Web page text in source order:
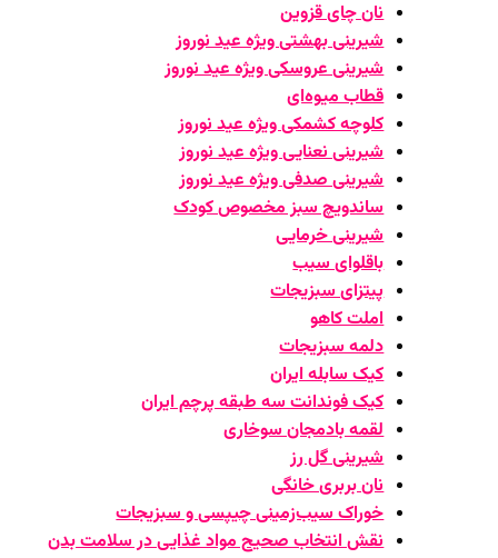
نان چای قزوین
شیرینی بهشتی ویژه عید نوروز
شیرینی عروسکی ویژه عید نوروز
قطاب میوه‌ای
کلوچه کشمکی ویژه عید نوروز
شیرینی نعنایی ویژه عید نوروز
شیرینی صدفی ویژه عید نوروز
ساندویچ سبز مخصوص کودک
شیرینی خرمایی
باقلوای سیب
پیتزای سبزیجات
املت کاهو
دلمه سبزیجات
کیک سابله ایران
کیک فوندانت سه طبقه پرچم ایران
لقمه بادمجان سوخاری
شیرینی گل رز
نان بربری خانگی
خوراک سیب‌زمینی چیپسی و سبزیجات
نقش انتخاب صحیح مواد غذایی در سلامت بدن